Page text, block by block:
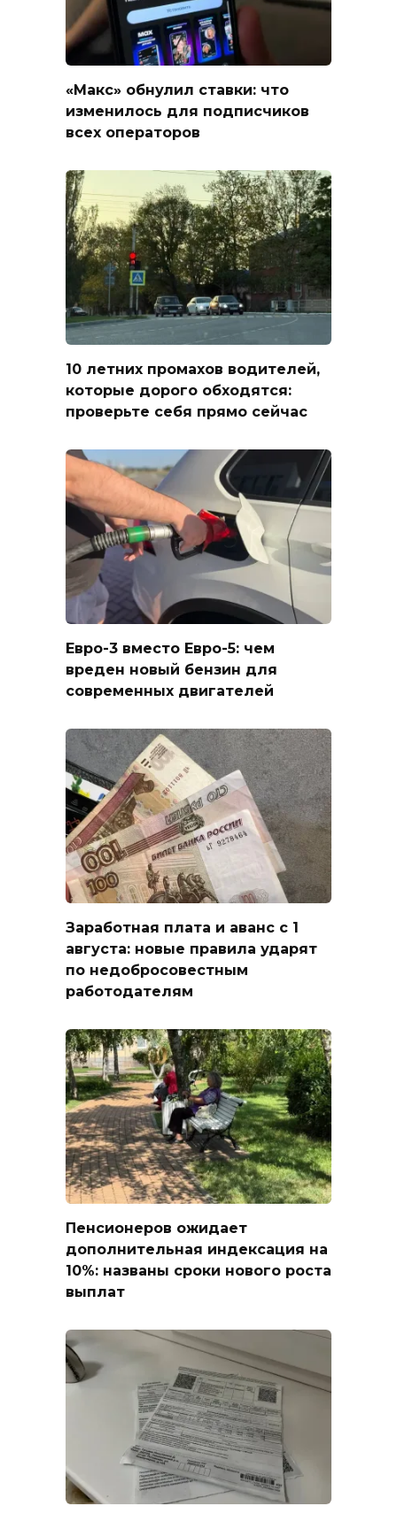
«Макс» обнулил ставки: что
изменилось для подписчиков
всех операторов
10 летних промахов водителей,
которые дорого обходятся:
проверьте себя прямо сейчас
Евро-3 вместо Евро-5: чем
вреден новый бензин для
современных двигателей
Заработная плата и аванс с 1
августа: новые правила ударят
по недобросовестным
работодателям
Пенсионеров ожидает
дополнительная индексация на
10%: названы сроки нового роста
выплат